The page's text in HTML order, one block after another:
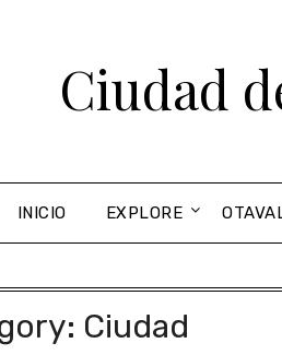
Ciudad
INICIO EXPLORE
Ciudad